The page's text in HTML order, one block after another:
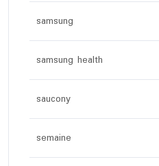
samsung
samsung health
saucony
semaine